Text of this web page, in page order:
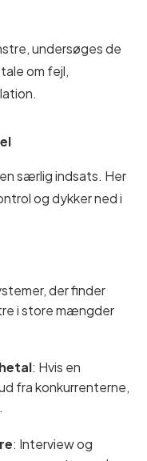
undersøges de
om fejl,
særlig indsats. Her
og dykker ned i
der finder
i store mængder
: Hvis en
fra konkurrenterne,
: Interview og